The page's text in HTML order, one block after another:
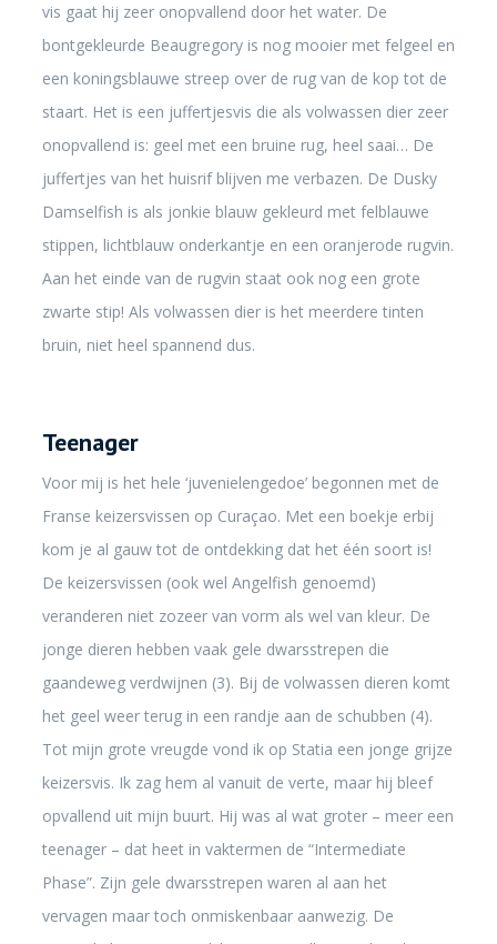
vis gaat hij zeer onopvallend door het water. De
bontgekleurde Beaugregory is nog mooier met felgeel en
een koningsblauwe streep over de rug van de kop tot de
staart. Het is een juffertjesvis die als volwassen dier zeer
onopvallend is: geel met een bruine rug, heel saai… De
juffertjes van het huisrif blijven me verbazen. De Dusky
Damselfish is als jonkie blauw gekleurd met felblauwe
stippen, lichtblauw onderkantje en een oranjerode rugvin.
Aan het einde van de rugvin staat ook nog een grote
zwarte stip! Als volwassen dier is het meerdere tinten
bruin, niet heel spannend dus.
Teenager
Voor mij is het hele ‘juvenielengedoe’ begonnen met de
Franse keizersvissen op Curaçao. Met een boekje erbij
kom je al gauw tot de ontdekking dat het één soort is!
De keizersvissen (ook wel Angelfish genoemd)
veranderen niet zozeer van vorm als wel van kleur. De
jonge dieren hebben vaak gele dwarsstrepen die
gaandeweg verdwijnen (3). Bij de volwassen dieren komt
het geel weer terug in een randje aan de schubben (4).
Tot mijn grote vreugde vond ik op Statia een jonge grijze
keizersvis. Ik zag hem al vanuit de verte, maar hij bleef
opvallend uit mijn buurt. Hij was al wat groter – meer een
teenager – dat heet in vaktermen de “Intermediate
Phase”. Zijn gele dwarsstrepen waren al aan het
vervagen maar toch onmiskenbaar aanwezig. De